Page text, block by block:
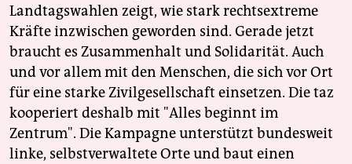
Landtagswahlen zeigt, wie stark rechtsextreme
Kräfte inzwischen geworden sind. Gerade jetzt
braucht es Zusammenhalt und Solidarität. Auch
und vor allem mit den Menschen, die sich vor Ort
für eine starke Zivilgesellschaft einsetzen. Die taz
kooperiert deshalb mit "Alles beginnt im
Zentrum". Die Kampagne unterstützt bundesweit
linke, selbstverwaltete Orte und baut einen